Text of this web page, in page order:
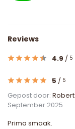
Reviews
4.9 / 5
5 / 5
Gepost door: Robert
September 2025
Prima smaak.